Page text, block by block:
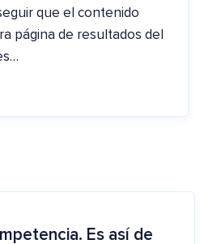
que el contenido
página de resultados del
Es así de